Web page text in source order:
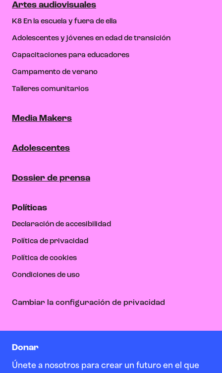
Donar
Únete a nosotros para crear un futuro en el que
Artes audiovisuales
K8 En la escuela y fuera de ella
Adolescentes y jóvenes en edad de transición
Capacitaciones para educadores
Campamento de verano
Talleres comunitarios
Media Makers
Adolescentes
Dossier de prensa
Políticas
Declaración de accesibilidad
Política de privacidad
Política de cookies
Condiciones de uso
Cambiar la configuración de privacidad